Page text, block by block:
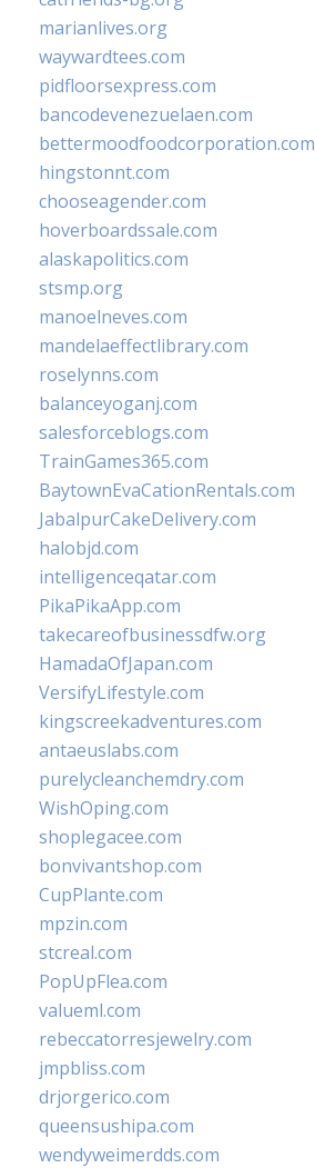
marianlives.org
waywardtees.com
pidfloorsexpress.com
bancodevenezuelaen.com
bettermoodfoodcorporation.com
hingstonnt.com
chooseagender.com
hoverboardssale.com
alaskapolitics.com
stsmp.org
manoelneves.com
mandelaeffectlibrary.com
roselynns.com
balanceyoganj.com
salesforceblogs.com
TrainGames365.com
BaytownEvaCationRentals.com
JabalpurCakeDelivery.com
halobjd.com
intelligenceqatar.com
PikaPikaApp.com
takecareofbusinessdfw.org
HamadaOfJapan.com
VersifyLifestyle.com
kingscreekadventures.com
antaeuslabs.com
purelycleanchemdry.com
WishOping.com
shoplegacee.com
bonvivantshop.com
CupPlante.com
mpzin.com
stcreal.com
PopUpFlea.com
valueml.com
rebeccatorresjewelry.com
jmpbliss.com
drjorgerico.com
queensushipa.com
wendyweimerdds.com